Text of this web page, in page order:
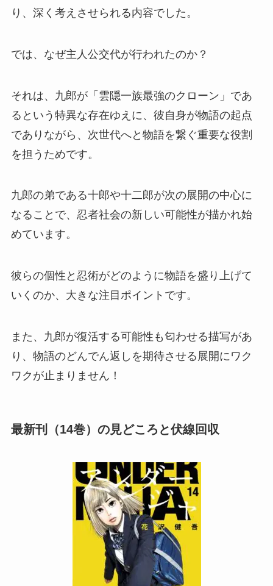
り、深く考えさせられる内容でした。
では、なぜ主人公交代が行われたのか？
それは、九郎が「雲隠一族最強のクローン」であ
るという特異な存在ゆえに、彼自身が物語の起点
でありながら、次世代へと物語を繋ぐ重要な役割
を担うためです。
九郎の弟である十郎や十二郎が次の展開の中心に
なることで、忍者社会の新しい可能性が描かれ始
めています。
彼らの個性と忍術がどのように物語を盛り上げて
いくのか、大きな注目ポイントです。
また、九郎が復活する可能性も匂わせる描写があ
り、物語のどんでん返しを期待させる展開にワク
ワクが止まりません！
最新刊（14巻）の見どころと伏線回収